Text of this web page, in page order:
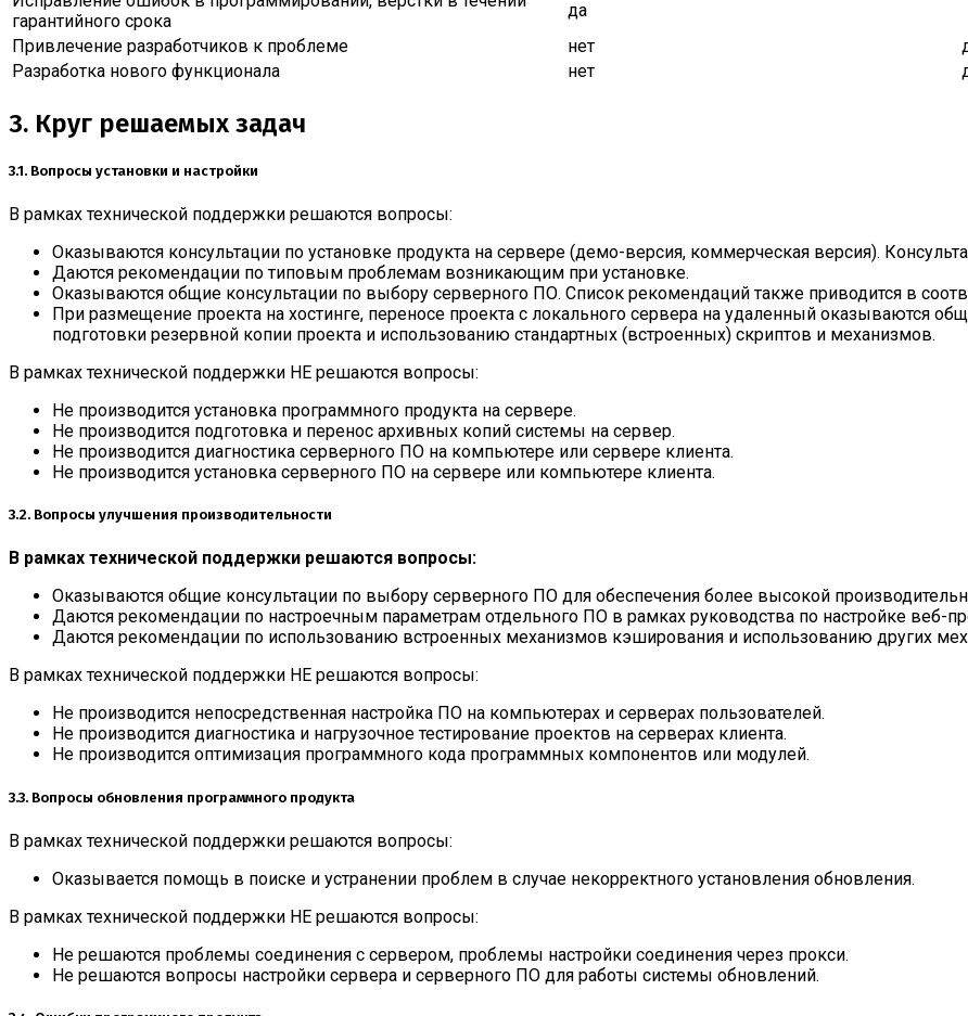
гарантийного срока
да
Привлечение разработчиков к проблеме
нет
Разработка нового функционала
нет
3. Круг решаемых задач
3.1. Вопросы установки и настройки
В рамках технической поддержки решаются вопросы:
Оказываются консультации по установке продукта на сервере (демо-версия, коммерческая версия).
Даются рекомендации по типовым проблемам возникающим при установке.
Оказываются общие консультации по выбору серверного ПО. Список рекомендаций также приводится в
При размещение проекта на хостинге, переносе проекта с локального сервера на удаленный оказываются
подготовки резервной копии проекта и использованию стандартных (встроенных) скриптов и механизмов.
В рамках технической поддержки НЕ решаются вопросы:
Не производится установка программного продукта на сервере.
Не производится подготовка и перенос архивных копий системы на сервер.
Не производится диагностика серверного ПО на компьютере или сервере клиента.
Не производится установка серверного ПО на сервере или компьютере клиента.
3.2. Вопросы улучшения производительности
В рамках технической поддержки решаются вопросы:
Оказываются общие консультации по выбору серверного ПО для обеспечения более высокой
Даются рекомендации по настроечным параметрам отдельного ПО в рамках руководства по настройке веб-
Даются рекомендации по использованию встроенных механизмов кэширования и использованию других
В рамках технической поддержки НЕ решаются вопросы:
Не производится непосредственная настройка ПО на компьютерах и серверах пользователей.
Не производится диагностика и нагрузочное тестирование проектов на серверах клиента.
Не производится оптимизация программного кода программных компонентов или модулей.
3.3. Вопросы обновления программного продукта
В рамках технической поддержки решаются вопросы:
Оказывается помощь в поиске и устранении проблем в случае некорректного установления обновления.
В рамках технической поддержки НЕ решаются вопросы:
Не решаются проблемы соединения с сервером, проблемы настройки соединения через прокси.
Не решаются вопросы настройки сервера и серверного ПО для работы системы обновлений.